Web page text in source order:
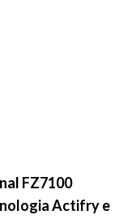
FZ7100
Actifry e